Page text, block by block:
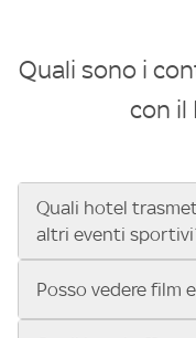
Quali sono i
con il
Quali hotel
altri eventi
Se cerchi un hotel
Posso vedere film